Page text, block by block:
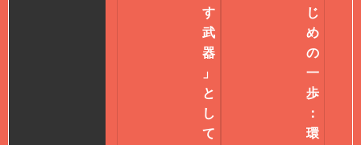
す
武
器
」
と
し
て
じ
め
の
一
歩
：
環